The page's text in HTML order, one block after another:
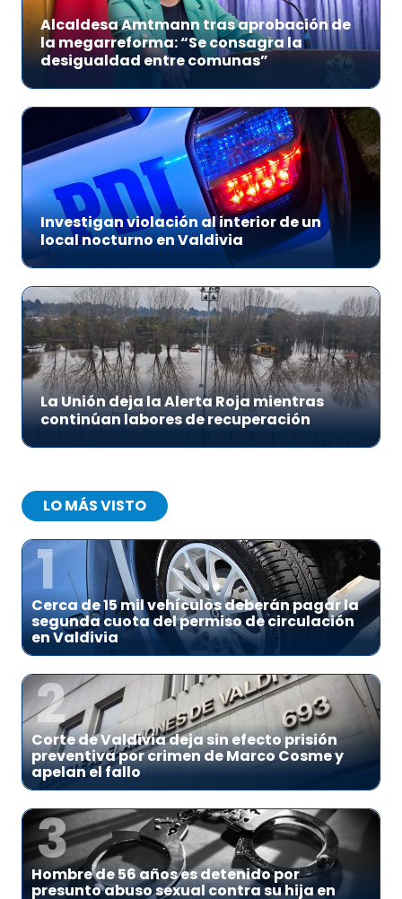
Alcaldesa Amtmann tras aprobación de
la megarreforma: “Se consagra la
desigualdad entre comunas”
Investigan violación al interior de un
local nocturno en Valdivia
La Unión deja la Alerta Roja mientras
continúan labores de recuperación
LO MÁS VISTO
1
Cerca de 15 mil vehículos deberán pagar la
segunda cuota del permiso de circulación
en Valdivia
2
Corte de Valdivia deja sin efecto prisión
preventiva por crimen de Marco Cosme y
apelan el fallo
3
Hombre de 56 años es detenido por
presunto abuso sexual contra su hija en